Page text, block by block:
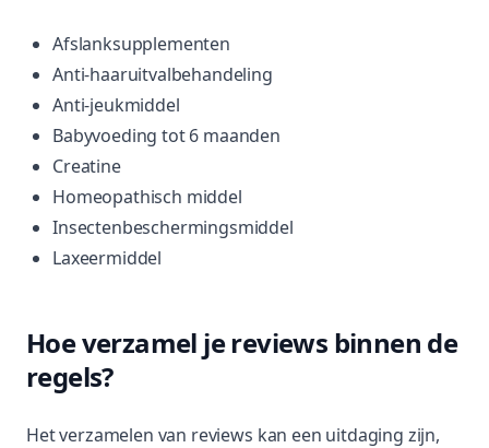
Afslanksupplementen
Anti-haaruitvalbehandeling
Anti-jeukmiddel
Babyvoeding tot 6 maanden
Creatine
Homeopathisch middel
Insectenbeschermingsmiddel
Laxeermiddel
Hoe verzamel je reviews binnen de
regels?
Het verzamelen van reviews kan een uitdaging zijn,